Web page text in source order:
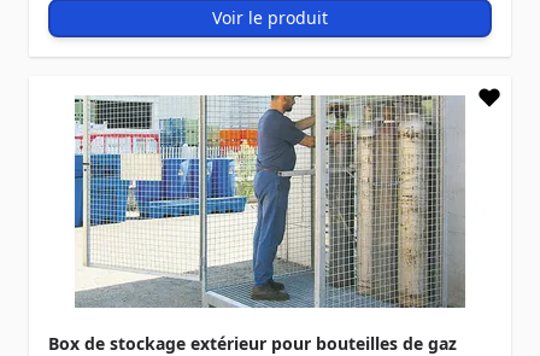
Voir le produit
Box de stockage extérieur pour bouteilles de gaz